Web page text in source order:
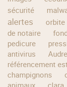
sécurité
alertes
orbite
de notaire
pedicure
antivirus
référencement
champignons